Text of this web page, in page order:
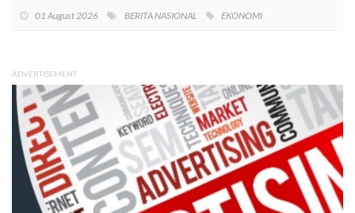
01 August 2026 BERITA NASIONAL EKONOMI
ADVERTISEMENT